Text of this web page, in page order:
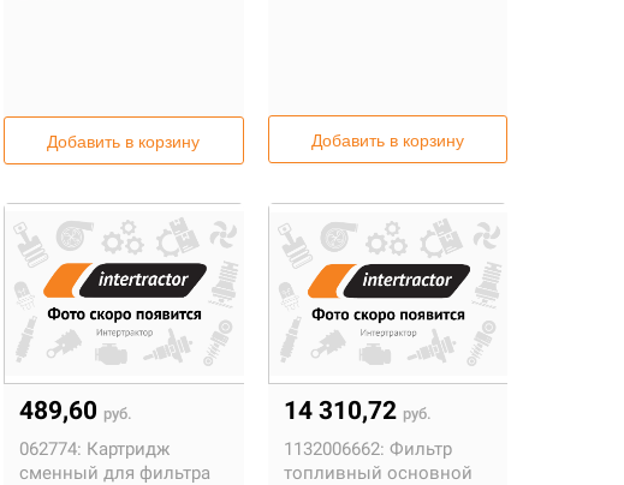
Добавить в корзину Добавить в корзину
489,60 руб.
062774: Картридж
сменный для фильтра
14 310,72 руб.
1132006662: Фильтр
топливный основной